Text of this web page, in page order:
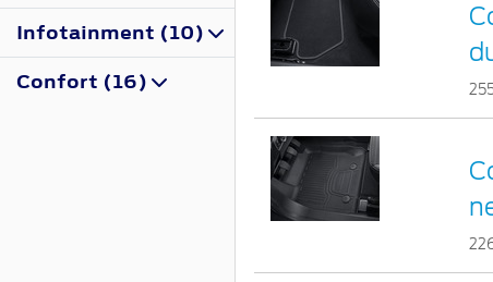
Infotainment (10)
Confort (16)